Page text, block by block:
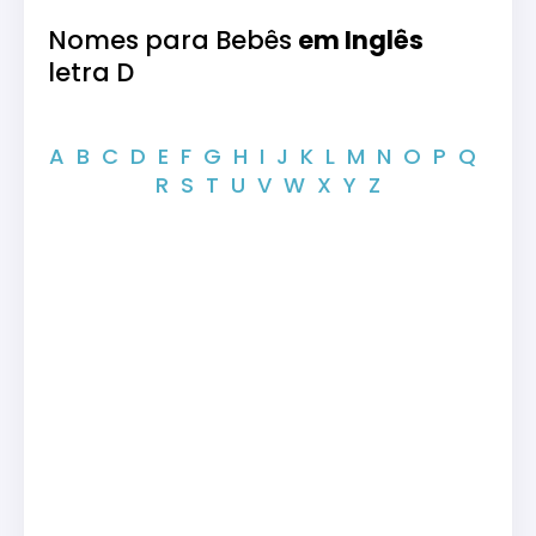
Nomes para Bebês em Inglês
letra D
A B C D E F G H I J K L M N O P Q
R S T U V W X Y Z